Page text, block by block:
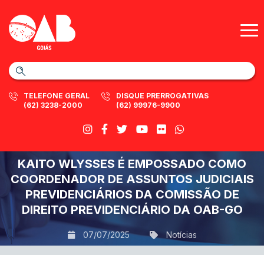
TELEFONE GERAL
(62) 3238-2000
DISQUE PRERROGATIVAS
(62) 99976-9900
KAITO WLYSSES É EMPOSSADO COMO
COORDENADOR DE ASSUNTOS JUDICIAIS
PREVIDENCIÁRIOS DA COMISSÃO DE
DIREITO PREVIDENCIÁRIO DA OAB-GO
07/07/2025 Notícias